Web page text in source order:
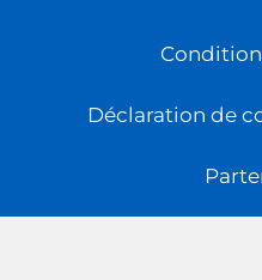
Déclaration de